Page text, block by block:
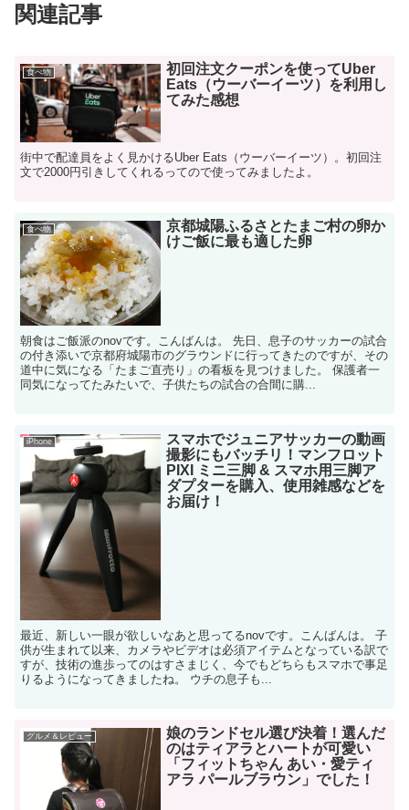
関連記事
食べ物
初回注文クーポンを使ってUber
Eats（ウーバーイーツ）を利用し
てみた感想
街中で配達員をよく見かけるUber Eats（ウーバーイーツ）。初回注
文で2000円引きしてくれるってので使ってみましたよ。
食べ物
京都城陽ふるさとたまご村の卵か
けご飯に最も適した卵
朝食はご飯派のnovです。こんばんは。 先日、息子のサッカーの試合
の付き添いで京都府城陽市のグラウンドに行ってきたのですが、その
道中に気になる「たまご直売り」の看板を見つけました。 保護者一
同気になってたみたいで、子供たちの試合の合間に購...
iPhone
スマホでジュニアサッカーの動画
撮影にもバッチリ！マンフロット
PIXI ミニ三脚 & スマホ用三脚ア
ダプターを購入、使用雑感などを
お届け！
最近、新しい一眼が欲しいなあと思ってるnovです。こんばんは。 子
供が生まれて以来、カメラやビデオは必須アイテムとなっている訳で
すが、技術の進歩ってのはすさまじく、今でもどちらもスマホで事足
りるようになってきましたね。 ウチの息子も...
グルメ＆レビュー
娘のランドセル選び決着！選んだ
のはティアラとハートが可愛い
「フィットちゃん あい・愛ティ
アラ パールブラウン」でした！